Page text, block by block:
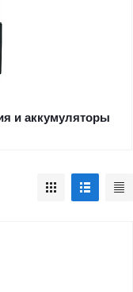
и аккумуляторы